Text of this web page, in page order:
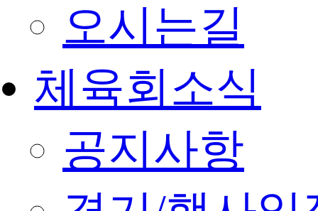
오시는길
체육회소식
공지사항